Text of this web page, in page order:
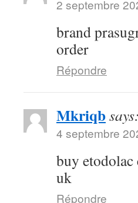
2 septembre
brand
order
Répondre
Mkriqbsays:
4 septembre
buy etodolac
uk
Répondre